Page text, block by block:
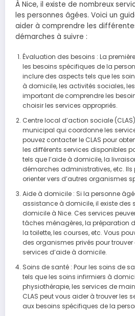
À Nice, il existe de nombreux
les personnes âgées. Voici un
aider à comprendre les
démarches à suivre :
Évaluation des besoins : La
les besoins spécifiques de la
inclure des aspects tels que les
à domicile, les activités sociales,
important de comprendre les
choisir les services appropriés.
Centre local d’action sociale
municipal qui coordonne les
pouvez contacter le CLAS pour
les différents services disponibles
tels que l’aide à domicile, la
démarches administratives, etc.
orienter vers d’autres organismes
Aide à domicile : Si la personne
assistance à domicile, il existe des
domicile à Nice. Ces services
tâches ménagères, la préparation
la toilette, les courses, etc. Vous
des organismes privés pour
services d’aide à domicile.
Soins de santé : Pour les soins de
tels que les soins infirmiers à
physiothérapie, les services de
CLAS peut vous aider à trouver les
aux besoins spécifiques de la